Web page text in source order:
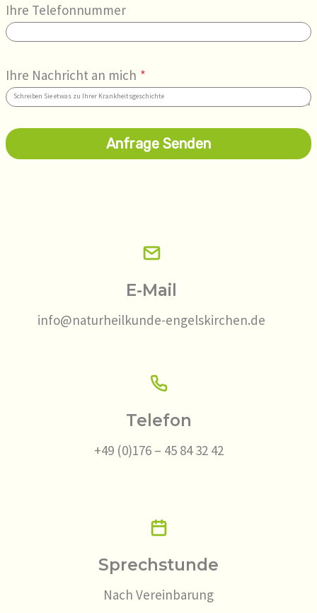
Ihre Telefonnummer
Ihre Nachricht an mich *
Anfrage Senden
E-Mail
info@naturheilkunde-engelskirchen.de
Telefon
+49 (0)176 – 45 84 32 42
Sprechstunde
Nach Vereinbarung